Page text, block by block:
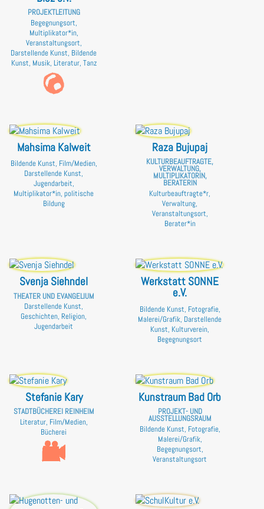
PROJEKTLEITUNG
Begegnungsort,
Multiplikator*in,
Veranstaltungsort,
Darstellende Kunst, Bildende
Kunst, Musik, Literatur, Tanz
Mahsima Kalweit
Bildende Kunst, Film/Medien,
Darstellende Kunst,
Jugendarbeit,
Multiplikator*in, politische
Bildung
Raza Bujupaj
KULTURBEAUFTRAGTE,
VERWALTUNG,
MULTIPLIKATORIN,
BERATERIN
Kulturbeauftragte*r,
Verwaltung,
Veranstaltungsort,
Berater*in
Svenja Siehndel
THEATER UND EVANGELIUM
Darstellende Kunst,
Geschichten, Religion,
Jugendarbeit
Werkstatt SONNE
e.V.
Bildende Kunst, Fotografie,
Malerei/Grafik, Darstellende
Kunst, Kulturverein,
Begegnungsort
Stefanie Kary
STADTBÜCHEREI REINHEIM
Literatur, Film/Medien,
Bücherei
Kunstraum Bad Orb
PROJEKT- UND
AUSSTELLUNGSRAUM
Bildende Kunst, Fotografie,
Malerei/Grafik,
Begegnungsort,
Veranstaltungsort